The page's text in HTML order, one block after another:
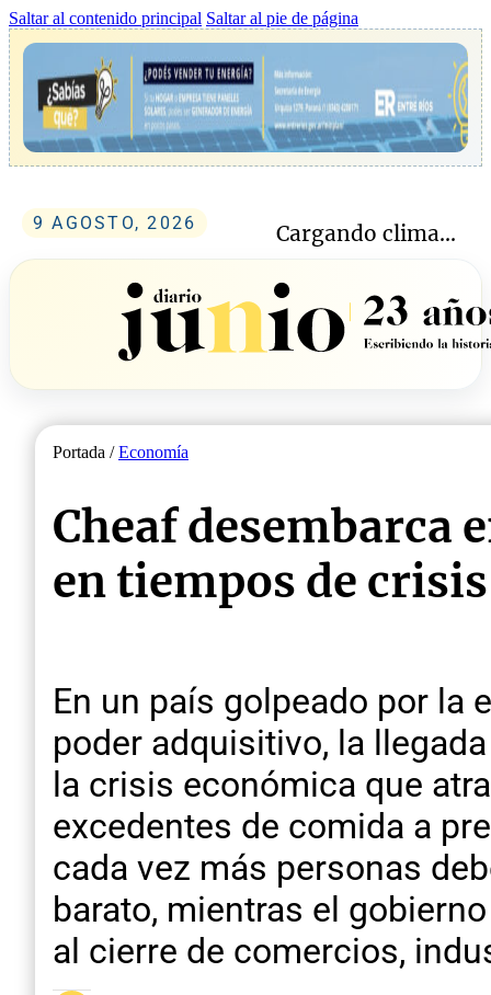
Saltar al contenido principal Saltar al pie de página
9 AGOSTO, 2026 Cargando clima...
Portada /Economía
Cheaf desembarca
en tiempos de crisis
En un país golpeado por la
poder adquisitivo, la
la crisis económica que
excedentes de comida a
cada vez más personas
barato, mientras el
al cierre de comercios,